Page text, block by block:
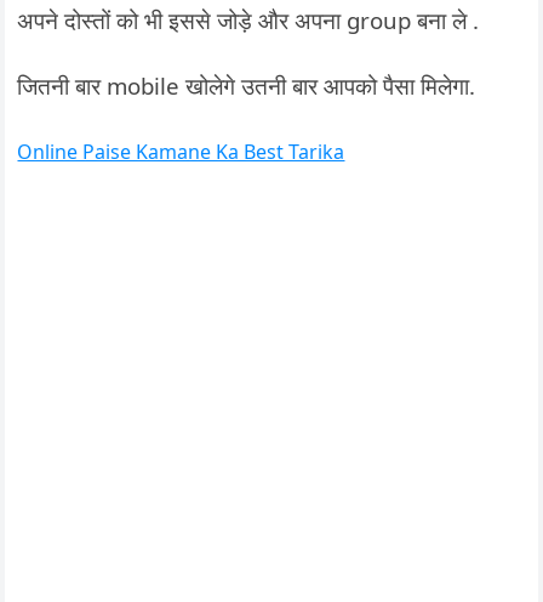
अपने दोस्तों को भी इससे जोड़े और अपना group बना ले .
जितनी बार mobile खोलेगे उतनी बार आपको पैसा मिलेगा.
Online Paise Kamane Ka Best Tarika